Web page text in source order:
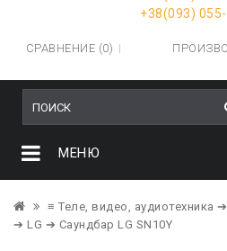
+38(093)
СРАВНЕНИЕ (0)
МЕНЮ
≡ Теле, видео, аудиотехника ➔
➔ LG ➔ Саундбар LG SN10Y